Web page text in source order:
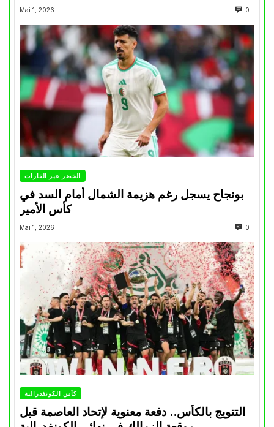
Mai 1, 2026 0
الخضر عبر القارات
بونجاح يسجل رغم هزيمة الشمال أمام السد في
كأس الأمير
Mai 1, 2026 0
كأس الكونفدرالية
التتويج بالكأس.. دفعة معنوية لإتحاد العاصمة قبل